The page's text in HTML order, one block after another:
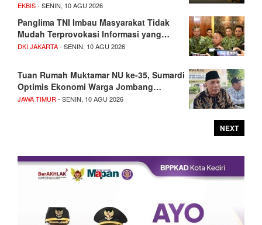
EKBIS- SENIN, 10 AGU 2026
Panglima TNI Imbau Masyarakat Tidak
Mudah Terprovokasi Informasi yang…
DKI JAKARTA- SENIN, 10 AGU 2026
Tuan Rumah Muktamar NU ke-35, Sumardi
Optimis Ekonomi Warga Jombang…
JAWA TIMUR- SENIN, 10 AGU 2026
NEXT